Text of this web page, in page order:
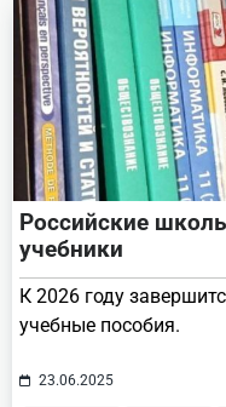
Российские
учебники
К 2026 году
учебные пособия.
23.06.2025